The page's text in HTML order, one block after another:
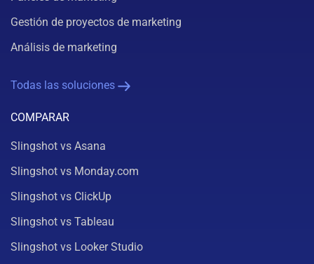
Gestión de proyectos de marketing
Análisis de marketing
Todas las soluciones
COMPARAR
Slingshot vs Asana
Slingshot vs Monday.com
Slingshot vs ClickUp
Slingshot vs Tableau
Slingshot vs Looker Studio